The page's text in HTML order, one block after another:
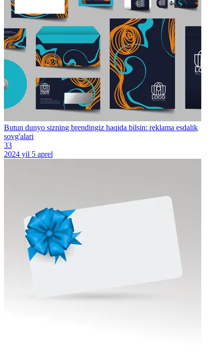
Butun dunyo sizning brendingiz haqida bilsin: reklama esdalik
sovg'alari
33
2024 yil 5 aprel